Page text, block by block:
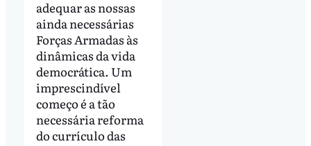
adequar as nossas
ainda necessárias
Forças Armadas às
dinâmicas da vida
democrática. Um
imprescindível
começo é a tão
necessária reforma
do currículo das